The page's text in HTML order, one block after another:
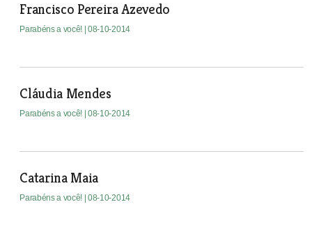
Francisco Pereira Azevedo
Parabéns a você! | 08-10-2014
Cláudia Mendes
Parabéns a você! | 08-10-2014
Catarina Maia
Parabéns a você! | 08-10-2014